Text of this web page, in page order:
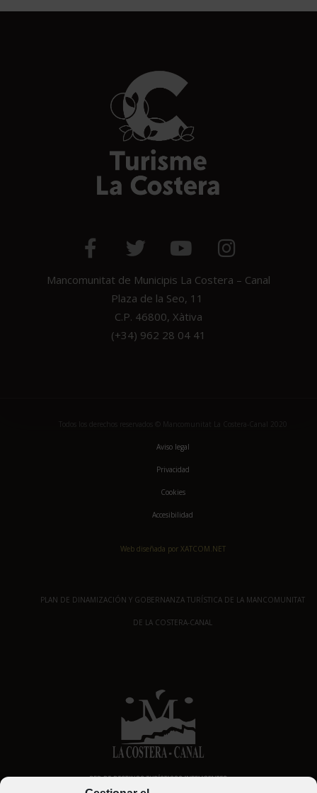
Mancomunitat de Municipis La Costera – Canal
Plaza de la Seo, 11
C.P. 46800, Xàtiva
(+34) 962 28 04 41
Aviso legal
Privacidad
Cookies
Accesibilidad
Web diseñada por XATCOM.NET
PLAN DE DINAMIZACIÓN Y GOBERNANZA TURÍSTICA DE LA MANCOMUNITAT
DE LA COSTERA-CANAL